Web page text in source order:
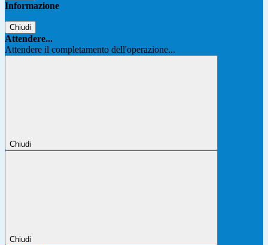
Informazione
Chiudi
Attendere...
Attendere il completamento dell'operazione...
Chiudi
Chiudi